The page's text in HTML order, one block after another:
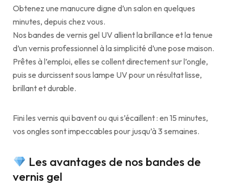
Obtenez une manucure digne d’un salon en quelques
minutes, depuis chez vous.
Nos bandes de vernis gel UV allient la brillance et la tenue
d’un vernis professionnel à la simplicité d’une pose maison.
Prêtes à l’emploi, elles se collent directement sur l’ongle,
puis se durcissent sous lampe UV pour un résultat lisse,
brillant et durable.
Fini les vernis qui bavent ou qui s’écaillent : en 15 minutes,
vos ongles sont impeccables pour jusqu’à 3 semaines.
Les avantages de nos bandes de
vernis gel